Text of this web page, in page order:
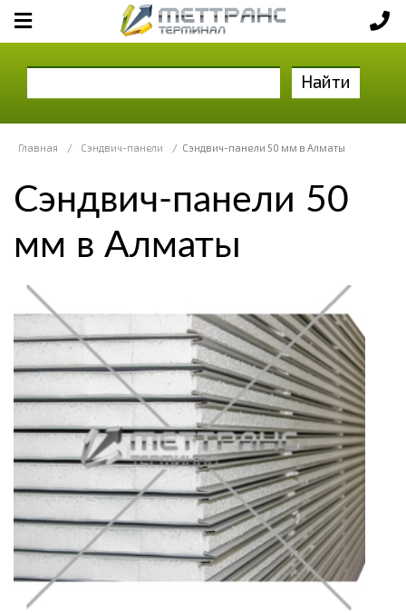
Найти
Главная / Сэндвич-панели / Сэндвич-панели 50 мм в Алматы
Сэндвич-панели 50
мм в Алматы